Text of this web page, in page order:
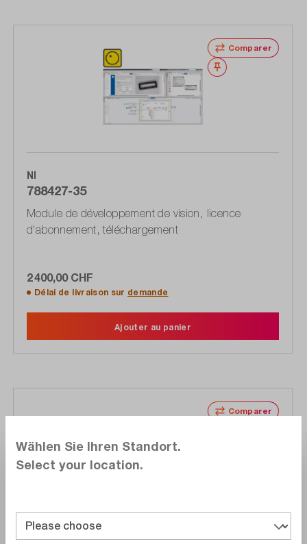
Comparer
Noter
NI
788427-35
Module de développement de vision, licence
d'abonnement, téléchargement
2 400,00 CHF
Délai de livraison sur demande
Ajouter au panier
Comparer
NI
Wählen Sie Ihren Standort.
Select your location.